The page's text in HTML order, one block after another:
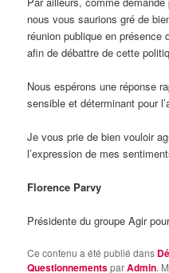
nous vous saurions gré de
réunion publique en présence
afin de débattre de cette
Nous espérons une réponse
sensible et déterminant pour
Je vous prie de bien vouloir
l’expression de mes
Florence Parvy
Présidente du groupe Agir
Ce contenu a été publié dans
QuestionnementsparAdmin.